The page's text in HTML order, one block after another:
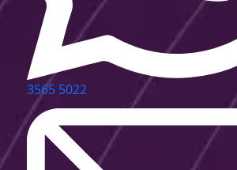
3565 5022